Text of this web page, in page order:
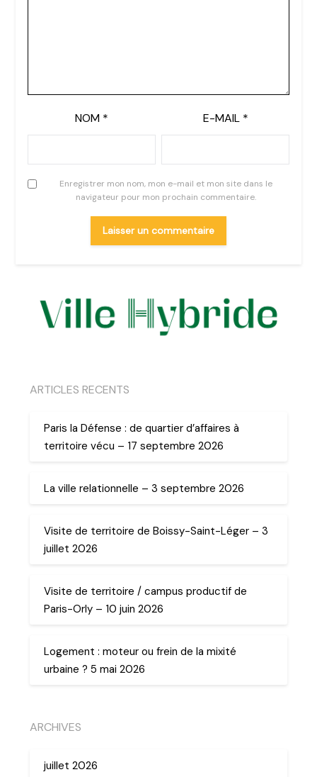
NOM * E-MAIL *
Enregistrer mon nom, mon e-mail et mon site dans le
navigateur pour mon prochain commentaire.
ARTICLES RECENTS
Paris la Défense : de quartier d’affaires à
territoire vécu – 17 septembre 2026
La ville relationnelle – 3 septembre 2026
Visite de territoire de Boissy-Saint-Léger – 3
juillet 2026
Visite de territoire / campus productif de
Paris-Orly – 10 juin 2026
Logement : moteur ou frein de la mixité
urbaine ? 5 mai 2026
ARCHIVES
juillet 2026